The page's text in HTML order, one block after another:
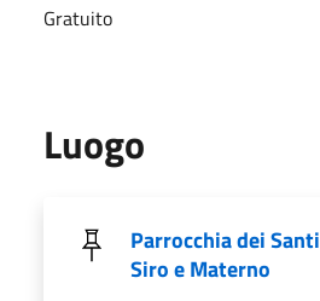
Gratuito
Luogo
Parrocchia dei Santi
Siro e Materno